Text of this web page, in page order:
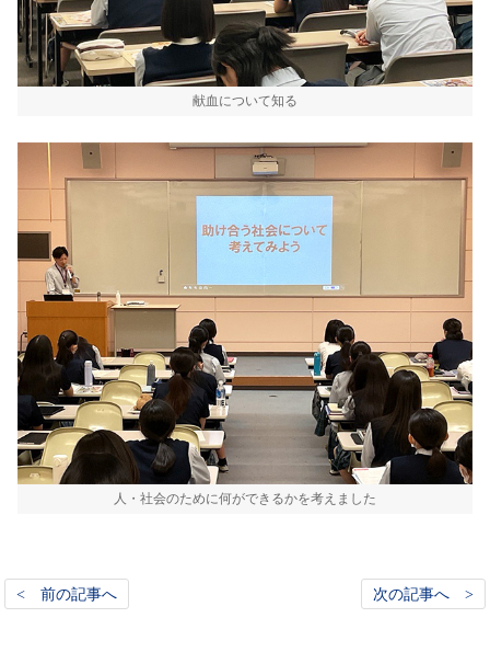
献血について知る
人・社会のために何ができるかを考えました
< 前の記事へ 次の記事へ >